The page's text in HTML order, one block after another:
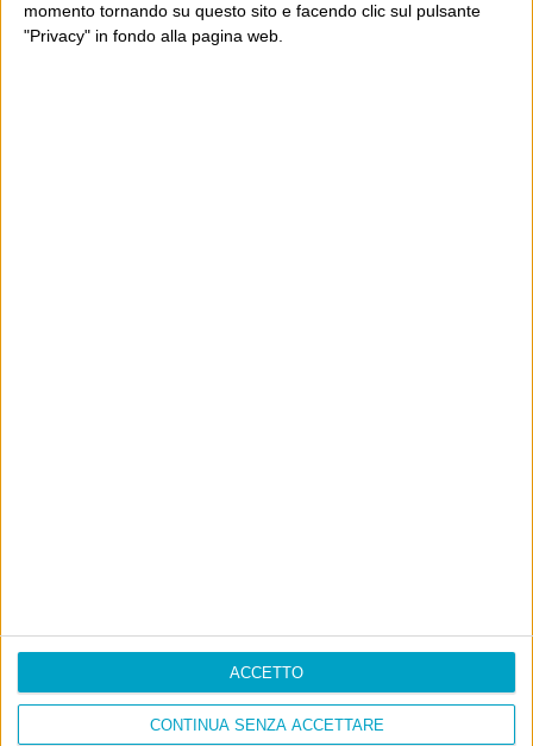
momento tornando su questo sito e facendo clic sul pulsante
"Privacy" in fondo alla pagina web.
CONTINUA SENZA ACCETTARE
ACCETTO